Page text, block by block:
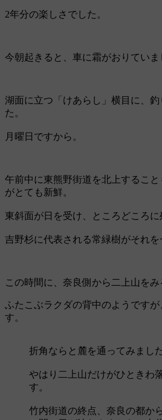
2年分の楽しさでした。
今朝起きると、車に霜がおりていま
湖面に立つ「けあらし」横目に、
た。
月曜日ですから。
午前中に東熊野街道を北上するこ
がとても新鮮。
東斜面が日を受け、ところどころに
吉野杉に代表される常緑樹がそれを
この時間に、奈良側から二上山をみ
ふたこぶラクダの背中のようです
す。
折角ならと麓を通ってみました
やはり二上山だけがひときわ
す。
竹内街道の終点、奈良の都か